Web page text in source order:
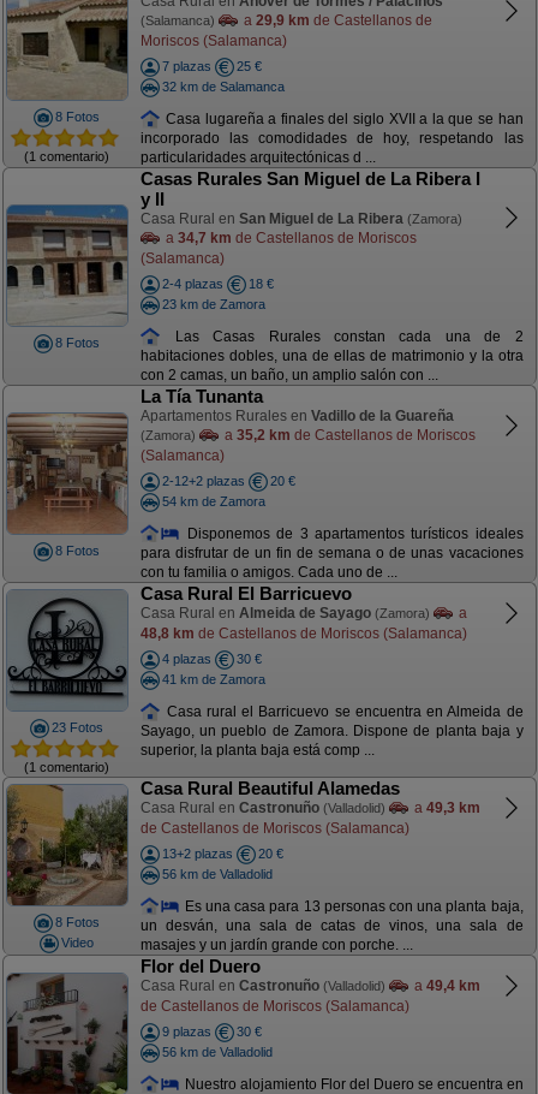
8 Fotos
(1 comentario)
(Salamanca) a 29,9 km de Castellanos de
Moriscos (Salamanca)
7 plazas
25 €
32 km de Salamanca
Casa lugareña a finales del siglo XVII a la que se han
incorporado las comodidades de hoy, respetando las
particularidades arquitectónicas d ...
8 Fotos
Casas Rurales San Miguel de La Ribera I
y II
Casa Rural en San Miguel de La Ribera (Zamora)
a 34,7 km de Castellanos de Moriscos
(Salamanca)
2-4 plazas
18 €
23 km de Zamora
Las Casas Rurales constan cada una de 2
habitaciones dobles, una de ellas de matrimonio y la otra
con 2 camas, un baño, un amplio salón con ...
8 Fotos
La Tía Tunanta
Apartamentos Rurales en Vadillo de la Guareña
(Zamora) a 35,2 km de Castellanos de Moriscos
(Salamanca)
2-12+2 plazas
20 €
54 km de Zamora
Disponemos de 3 apartamentos turísticos ideales
para disfrutar de un fin de semana o de unas vacaciones
con tu familia o amigos. Cada uno de ...
23 Fotos
(1 comentario)
Casa Rural El Barricuevo
Casa Rural en Almeida de Sayago (Zamora)
a
48,8 km de Castellanos de Moriscos (Salamanca)
4 plazas
30 €
41 km de Zamora
Casa rural el Barricuevo se encuentra en Almeida de
Sayago, un pueblo de Zamora. Dispone de planta baja y
superior, la planta baja está comp ...
8 Fotos
Video
Casa Rural Beautiful Alamedas
Casa Rural en Castronuño (Valladolid) a 49,3 km
de Castellanos de Moriscos (Salamanca)
13+2 plazas
20 €
56 km de Valladolid
Es una casa para 13 personas con una planta baja,
un desván, una sala de catas de vinos, una sala de
masajes y un jardín grande con porche. ...
Flor del Duero
Casa Rural en Castronuño (Valladolid) a 49,4 km
de Castellanos de Moriscos (Salamanca)
9 plazas
30 €
56 km de Valladolid
Nuestro alojamiento Flor del Duero se encuentra en